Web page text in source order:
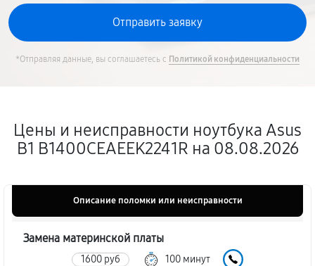
*Отправляя данные, вы соглашаетесь с Политикой конфиденциальности
Цены и неисправности ноутбука Asus
B1 B1400CEAEEK2241R на 08.08.2026
Описание поломки или неисправности
Замена материнской платы
1600 руб 100 минут